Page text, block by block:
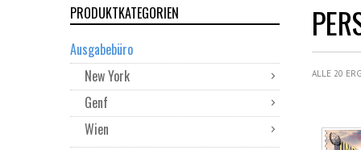
ALLE 20
PRODUKTKATEGORIEN
Ausgabebüro
New York
Genf
Wien